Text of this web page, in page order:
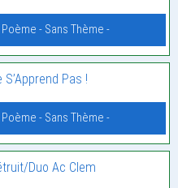
Poème - Sans Thème -
S’Apprend Pas !
Poème - Sans Thème -
Duo Ac Clem